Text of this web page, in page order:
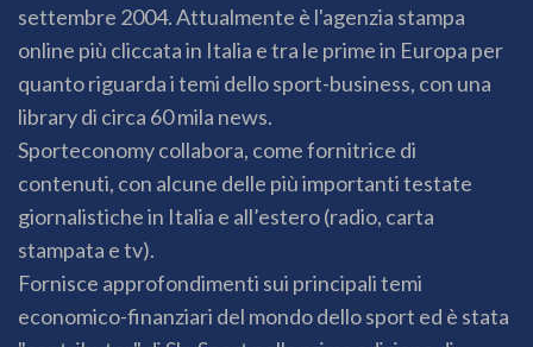
settembre 2004. Attualmente è l'agenzia stampa
online più cliccata in Italia e tra le prime in Europa per
quanto riguarda i temi dello sport-business, con una
library di circa 60 mila news.
Sporteconomy collabora, come fornitrice di
contenuti, con alcune delle più importanti testate
giornalistiche in Italia e all’estero (radio, carta
stampata e tv).
Fornisce approfondimenti sui principali temi
economico-finanziari del mondo dello sport ed è stata